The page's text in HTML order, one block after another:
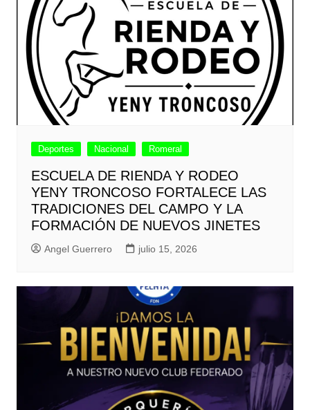
Deportes Nacional Romeral
ESCUELA DE RIENDA Y RODEO
YENY TRONCOSO FORTALECE LAS
TRADICIONES DEL CAMPO Y LA
FORMACIÓN DE NUEVOS JINETES
Angel Guerrero julio 15, 2026